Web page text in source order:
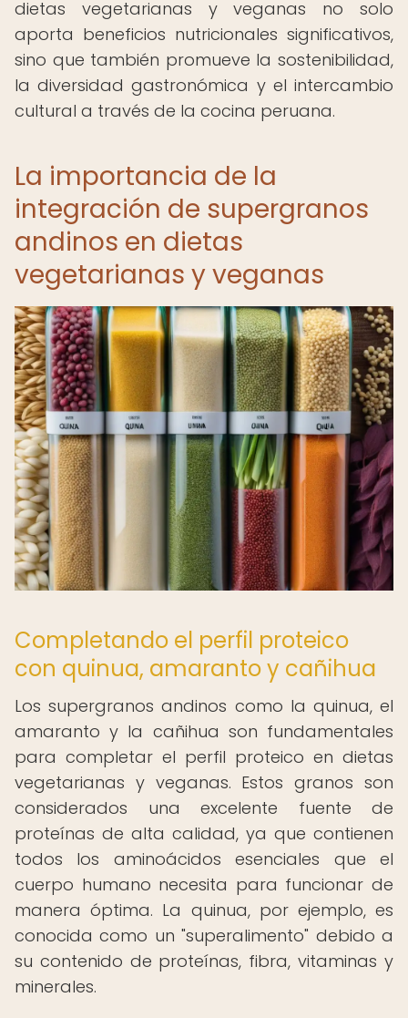
dietas vegetarianas y veganas no solo
aporta beneficios nutricionales significativos,
sino que también promueve la sostenibilidad,
la diversidad gastronómica y el intercambio
cultural a través de la cocina peruana.
La importancia de la
integración de supergranos
andinos en dietas
vegetarianas y veganas
Completando el perfil proteico
con quinua, amaranto y cañihua
Los supergranos andinos como la quinua, el
amaranto y la cañihua son fundamentales
para completar el perfil proteico en dietas
vegetarianas y veganas. Estos granos son
considerados una excelente fuente de
proteínas de alta calidad, ya que contienen
todos los aminoácidos esenciales que el
cuerpo humano necesita para funcionar de
manera óptima. La quinua, por ejemplo, es
conocida como un "superalimento" debido a
su contenido de proteínas, fibra, vitaminas y
minerales.